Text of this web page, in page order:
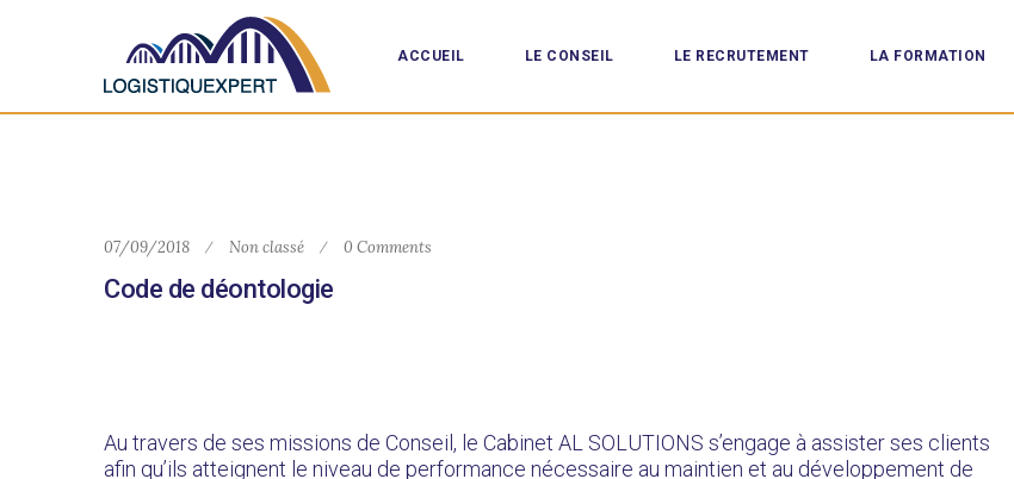
ACCUEIL LE CONSEIL LE RECRUTEMENT LA FORMATION
07/09/2018 Non classé 0 Comments
Code de déontologie
Au travers de ses missions de Conseil, le Cabinet AL SOLUTIONS s’engage à assister ses clients
afin qu’ils atteignent le niveau de performance nécessaire au maintien et au développement de